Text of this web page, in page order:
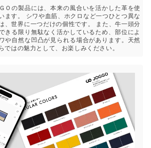
Ｏの製品には、本来の風合いを活かした革を使
ます。 シワや血筋、ホクロなど一つひとつ異な
、世界に一つだけの個性です。 また、牛一頭分
きる限り無駄なく活かしているため、部位によ
や自然な凹凸が見られる場合があります。天然
ではの魅力として、お楽しみください。